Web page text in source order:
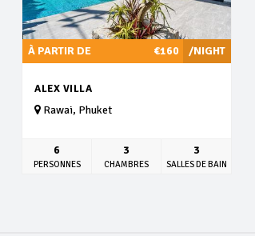
/NIGHT
À PARTIR DE €160
ALEX VILLA
Rawai, Phuket
6
PERSONNES
3
CHAMBRES
3
SALLES DE BAIN